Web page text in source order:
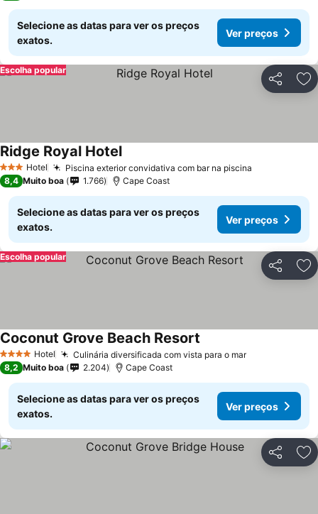
Selecione as datas para ver os preços
exatos.
Ver preços
Partilhar
Escolha popular
3 EstrelasHotel Piscina exterior convidativa com bar na piscina
Ridge Royal Hotel
8,4 Muito boa 1.766 Cape Coast
Selecione as datas para ver os preços
exatos.
Ver preços
Partilhar
Escolha popular
4 EstrelasHotel Culinária diversificada com vista para o mar
Coconut Grove Beach Resort
8,2 Muito boa 2.204 Cape Coast
Selecione as datas para ver os preços
exatos.
Ver preços
Partilhar